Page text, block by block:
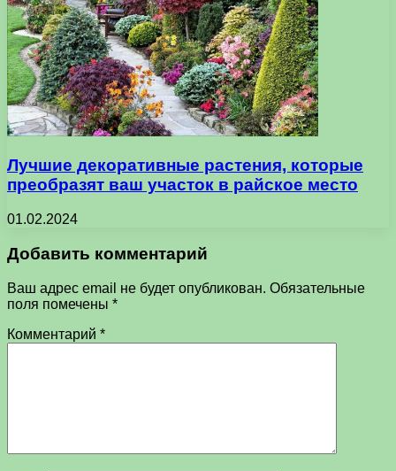
Лучшие декоративные растения, которые
преобразят ваш участок в райское место
01.02.2024
Добавить комментарий
Ваш адрес email не будет опубликован. Обязательные
поля помечены *
Комментарий *